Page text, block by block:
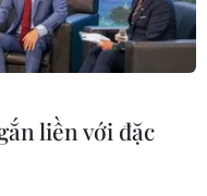
liền với đặc